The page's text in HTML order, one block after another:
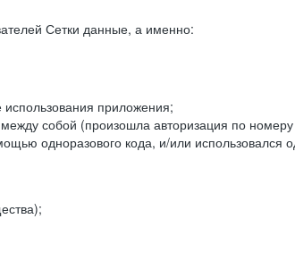
Сетки данные, а именно:
использования приложения;
собой (произошла авторизация по
одноразового кода, и/или использовался